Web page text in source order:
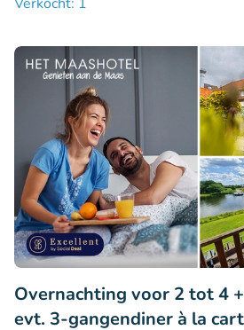
Overnachting voor 2 tot 4
evt. 3-gangendiner à la